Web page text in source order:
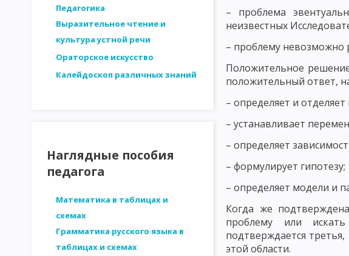
СТРУКТУРА ЛИЧНОСТИ - ПЛАТОНОВ. ОСНОВНЫЕ ЗАКОНОМЕРНОСТИ РАЗВИТИЯ
ДВИЖУЩИЕ СИЛЫ РАЗВИТИЯ ЛИЧНОСТИ. ВОЗРАСТНАЯ ПЕРИОДИЗАЦИЯ РАЗВИТИЯ
МЕТОДИКА ИССЛЕДОВАНИЯ ПЕДАГОГИЧЕСКИХ ПРОБЛЕМ ИССЛЕДОВАНИЯ В
СТРУКТУРА ИССЛЕДОВАНИЯ В ПЕДАГОГИКЕ. ЭТАПЫ ПЕДАГОГИЧЕСКОГО
АНАЛИЗ ОБОСНОВАННОСТИ
ВЫДЕЛЕНИЕ И ОПРЕДЕЛЕНИЕ ПЕРЕМЕННЫХ ПРИ ПЕДАГОГИЧЕСКИХ
ФОРМУЛИРОВКА ГИПОТЕЗ ПЕДАГОГИЧЕСКИХ ИССЛЕДОВАНИЙ ЭТАПЫ
МЕТОДЫ ПЕДАГОГИЧЕСКОГО ИССЛЕДОВАНИЯ: НАБЛЮДЕНИЕ МЕТОДЫ
МЕТОДЫ ПЕДАГОГИЧЕСКОГО ИССЛЕДОВАНИЯ: МЕТОД ВОПРОСОВ – БЕСЕДА
МЕТОДЫ ПЕДАГОГИЧЕСКОГО ИССЛЕДОВАНИЯ: АНКЕТНЫЙ ОПРОС ПРАВИЛА
МЕТОДЫ ПЕДАГОГИЧЕСКОГО ИССЛЕДОВАНИЯ: ТЕСТИРОВАНИЕ ВИДЫ ТЕСТОВ В
Педагогика
Выразительное чтение и
культура устной речи
Ораторское искусство
Калейдоскоп различных знаний
Наглядные пособия
педагога
Математика в таблицах и
схемах
Грамматика русского языка в
таблицах и схемах
– проблема
неизвестных
– проблему невозможно
Положительное
положительный ответ,
– определяет и
– устанавливает
– определяет
– формулирует гипотезу;
– определяет модели и
Когда же
проблему или
подтверждается
этой области.